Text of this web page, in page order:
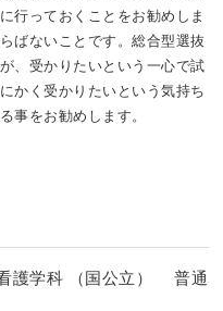
行っておくことをお勧めしま
ばないことです。総合型選抜
、受かりたいという一心で試
かく受かりたいという気持ち
事をお勧めします。
護学科 （国公立） 普通